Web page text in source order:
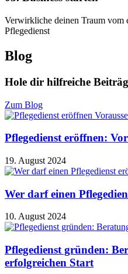
Verwirkliche deinen Traum vom
Pflegedienst
Blog
Hole dir hilfreiche
Zum Blog
Pflegedienst eröffnen:
19. August 2024
Wer darf einen
10. August 2024
Pflegedienst gründen:
erfolgreichen Start